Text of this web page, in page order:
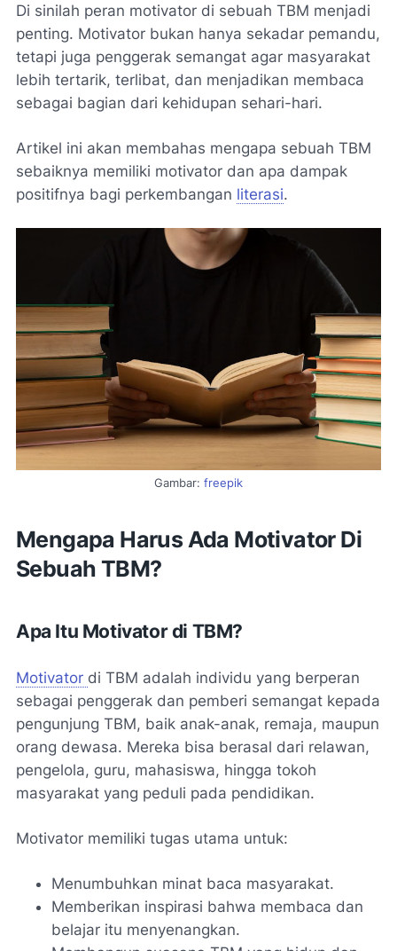
Di sinilah peran motivator di sebuah TBM menjadi
penting. Motivator bukan hanya sekadar pemandu,
tetapi juga penggerak semangat agar masyarakat
lebih tertarik, terlibat, dan menjadikan membaca
sebagai bagian dari kehidupan sehari-hari.
Artikel ini akan membahas mengapa sebuah TBM
sebaiknya memiliki motivator dan apa dampak
positifnya bagi perkembangan literasi.
Gambar: freepik
Mengapa Harus Ada Motivator Di
Sebuah TBM?
Apa Itu Motivator di TBM?
Motivator di TBM adalah individu yang berperan
sebagai penggerak dan pemberi semangat kepada
pengunjung TBM, baik anak-anak, remaja, maupun
orang dewasa. Mereka bisa berasal dari relawan,
pengelola, guru, mahasiswa, hingga tokoh
masyarakat yang peduli pada pendidikan.
Motivator memiliki tugas utama untuk:
Menumbuhkan minat baca masyarakat.
Memberikan inspirasi bahwa membaca dan
belajar itu menyenangkan.